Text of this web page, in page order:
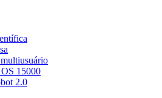
OS 15000
2.0